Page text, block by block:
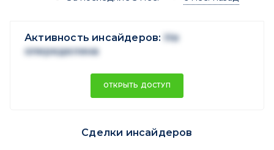
Активность инсайдеров: Не
опеределена
ОТКРЫТЬ ДОСТУП
Сделки инсайдеров